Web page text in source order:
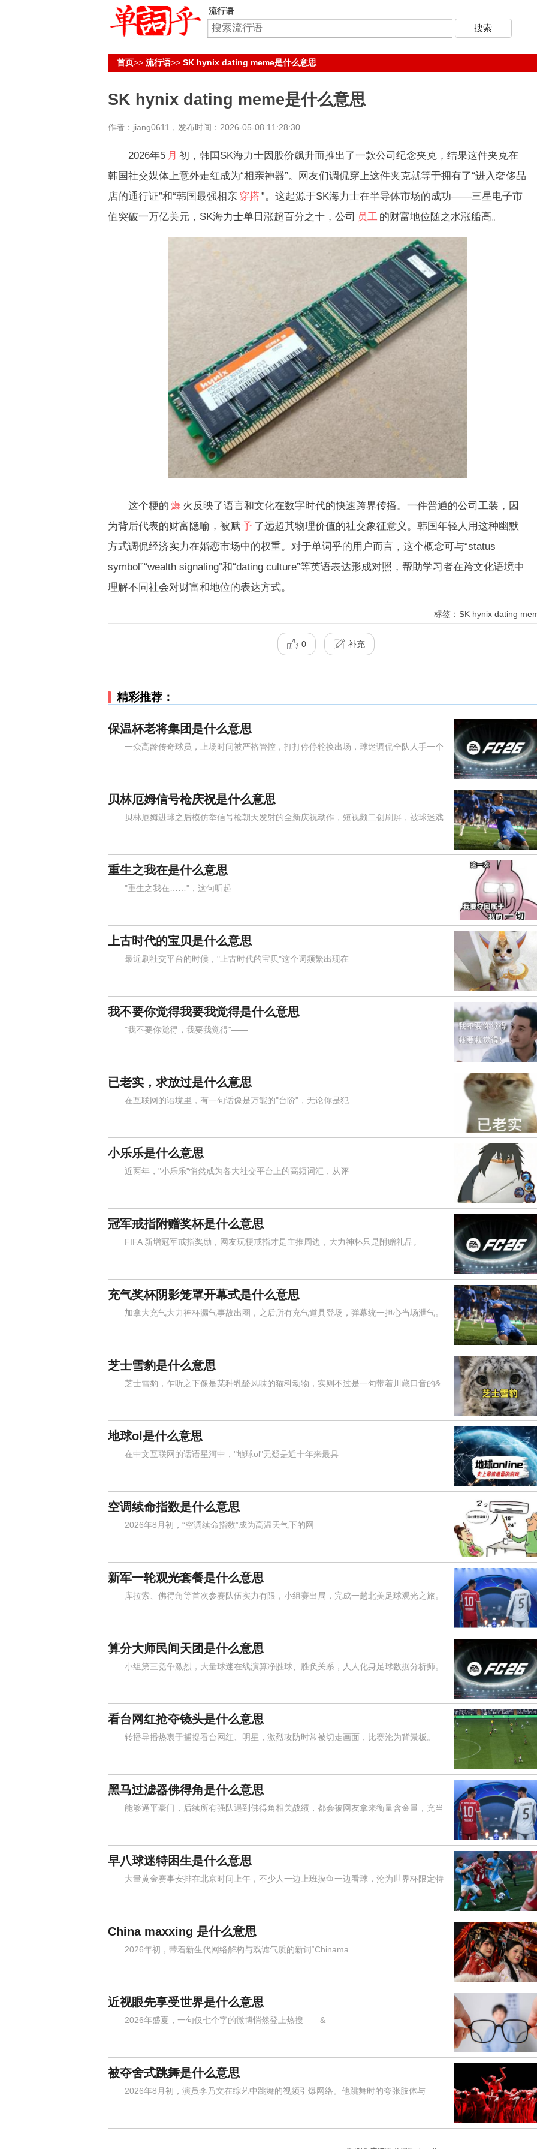
流行语
首页>> 流行语>> SK hynix dating meme是什么意思
SK hynix dating meme是什么意思
作者：jiang0611，发布时间：2026-05-08 11:28:30
2026年5 月 初，韩国SK海力士因股价飙升而推出了一款公司纪念夹克，结果这件夹克在
韩国社交媒体上意外走红成为“相亲神器”。网友们调侃穿上这件夹克就等于拥有了“进入奢侈品
店的通行证”和“韩国最强相亲 穿搭 ”。这起源于SK海力士在半导体市场的成功——三星电子市
值突破一万亿美元，SK海力士单日涨超百分之十，公司 员工 的财富地位随之水涨船高。
这个梗的 爆 火反映了语言和文化在数字时代的快速跨界传播。一件普通的公司工装，因
为背后代表的财富隐喻，被赋予 了远超其物理价值的社交象征意义。韩国年轻人用这种幽默
方式调侃经济实力在婚恋市场中的权重。对于单词乎的用户而言，这个概念可与“status
symbol”“wealth signaling”和“dating culture”等英语表达形成对照，帮助学习者在跨文化语境中
理解不同社会对财富和地位的表达方式。
标签：SK hynix dating
0 补充
精彩推荐：
保温杯老将集团是什么意思
一众高龄传奇球员，上场时间被严格管控，打打停停轮换出场，球迷调侃全队人手一个
贝林厄姆信号枪庆祝是什么意思
贝林厄姆进球之后模仿举信号枪朝天发射的全新庆祝动作，短视频二创刷屏，被球迷戏
重生之我在是什么意思
"重生之我在……"，这句听起
上古时代的宝贝是什么意思
最近刷社交平台的时候，"上古时代的宝贝"这个词频繁出现在
我不要你觉得我要我觉得是什么意思
"我不要你觉得，我要我觉得"——
已老实，求放过是什么意思
在互联网的语境里，有一句话像是万能的"台阶"，无论你是犯
小乐乐是什么意思
近两年，"小乐乐"悄然成为各大社交平台上的高频词汇，从评
冠军戒指附赠奖杯是什么意思
FIFA 新增冠军戒指奖励，网友玩梗戒指才是主推周边，大力神杯只是附赠礼品。
充气奖杯阴影笼罩开幕式是什么意思
加拿大充气大力神杯漏气事故出圈，之后所有充气道具登场，弹幕统一担心当场泄气。
芝士雪豹是什么意思
芝士雪豹，乍听之下像是某种乳酪风味的猫科动物，实则不过是一句带着川藏口音的&
地球ol是什么意思
在中文互联网的话语星河中，"地球ol"无疑是近十年来最具
空调续命指数是什么意思
2026年8月初，“空调续命指数”成为高温天气下的网
新军一轮观光套餐是什么意思
库拉索、佛得角等首次参赛队伍实力有限，小组赛出局，完成一趟北美足球观光之旅。
算分大师民间天团是什么意思
小组第三竞争激烈，大量球迷在线演算净胜球、胜负关系，人人化身足球数据分析师。
看台网红抢夺镜头是什么意思
转播导播热衷于捕捉看台网红、明星，激烈攻防时常被切走画面，比赛沦为背景板。
黑马过滤器佛得角是什么意思
能够逼平豪门，后续所有强队遇到佛得角相关战绩，都会被网友拿来衡量含金量，充当
早八球迷特困生是什么意思
大量黄金赛事安排在北京时间上午，不少人一边上班摸鱼一边看球，沦为世界杯限定特
China maxxing 是什么意思
2026年初，带着新生代网络解构与戏谑气质的新词“Chinama
近视眼先享受世界是什么意思
2026年盛夏，一句仅七个字的微博悄然登上热搜——&
被夺舍式跳舞是什么意思
2026年8月初，演员李乃文在综艺中跳舞的视频引爆网络。他跳舞时的夸张肢体与